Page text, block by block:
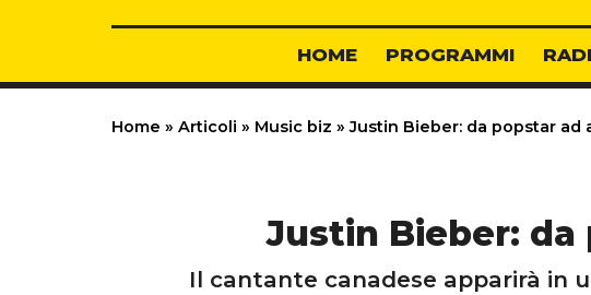
HOME PROGRAMMI
Home » Articoli » Music biz » Justin Bieber: da popstar ad
Justin Bieber:
Il cantante canadese apparirà in